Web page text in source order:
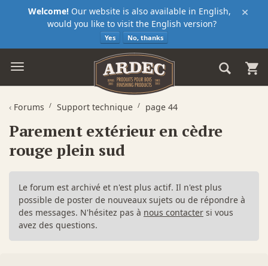
×
Welcome! Our website is also available in English,
would you like to visit the English version?
Yes No, thanks
‹ Forums Support technique page 44
Parement extérieur en cèdre
rouge plein sud
Le forum est archivé et n'est plus actif. Il n'est plus
possible de poster de nouveaux sujets ou de répondre à
des messages. N'hésitez pas à nous contacter si vous
avez des questions.